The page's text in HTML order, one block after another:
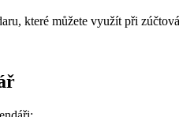
které můžete využít při